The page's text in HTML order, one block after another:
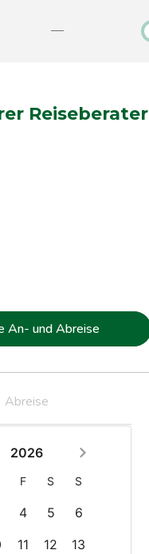
Reiseberater
An- und Abreise
Abreise
2026
F S S
4 5
6
11 12
13